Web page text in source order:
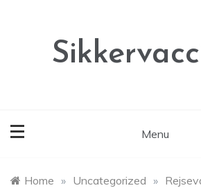
Menu
Home » Uncategorized »